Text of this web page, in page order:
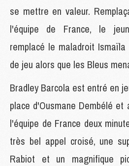
se mettre en valeur.
l'équipe de France, le
remplacé le maladroit
de jeu alors que les Bleus
Bradley Barcola est entré en
place d'Ousmane Dembélé et
l'équipe de France deux
très bel appel croisé, une
Rabiot et un magnifique